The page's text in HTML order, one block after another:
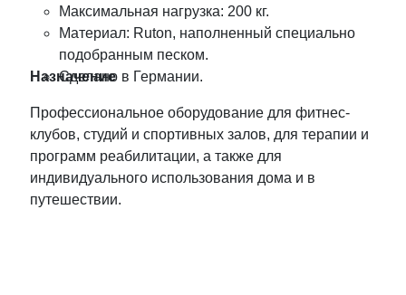
Максимальная нагрузка: 200 кг.
Материал: Ruton, наполненный специально
подобранным песком.
Сделано в Германии.
Назначение
Профессиональное оборудование для фитнес-
клубов, студий и спортивных залов, для терапии и
программ реабилитации, а также для
индивидуального использования дома и в
путешествии.